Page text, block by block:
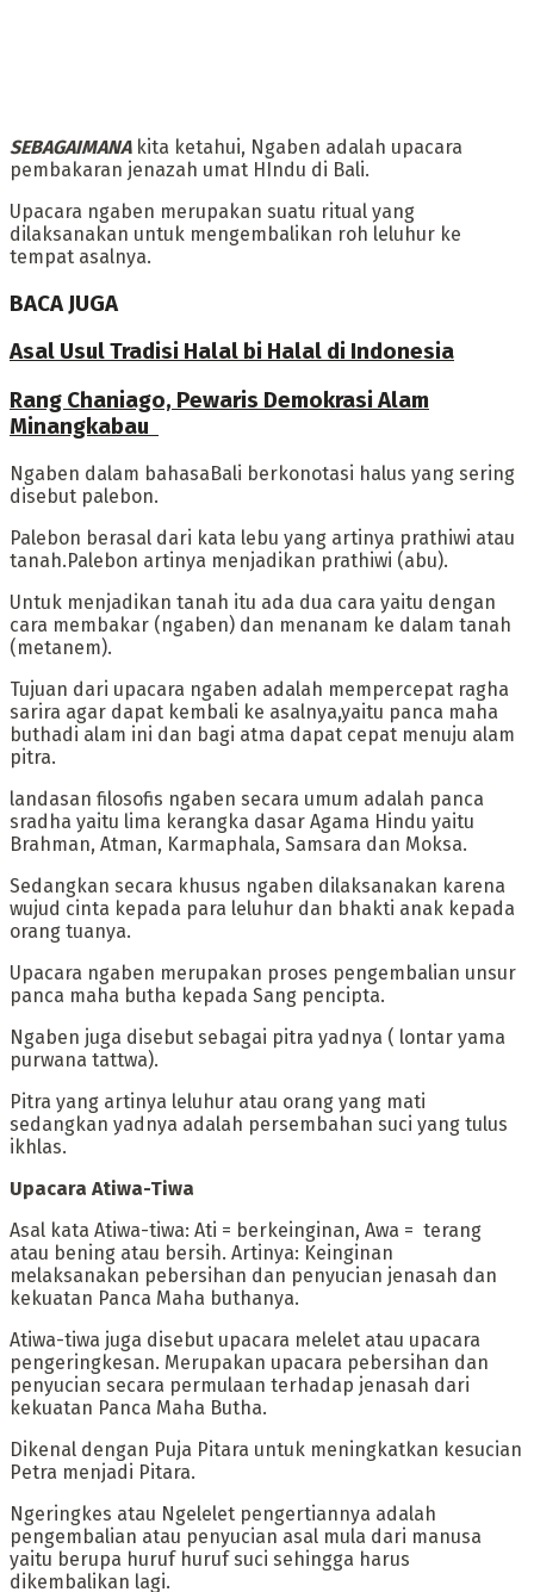
SEBAGAIMANAkita ketahui, ‎Ngaben adalah upacara
pembakaran jenazah umat HIndu di Bali.
Upacara ngaben merupakan suatu ritual yang
dilaksanakan untuk mengembalikan roh leluhur ke
tempat asalnya.
BACA JUGA
Asal Usul Tradisi Halal bi Halal di Indonesia
Rang Chaniago, Pewaris Demokrasi Alam
Minangkabau ‎
Ngaben dalam bahasaBali berkonotasi halus yang sering
disebut palebon.
Palebon berasal dari kata lebu yang artinya prathiwi atau
tanah.Palebon artinya menjadikan prathiwi (abu).
Untuk menjadikan tanah itu ada dua cara yaitu dengan
cara membakar (ngaben) dan menanam ke dalam tanah
(metanem).
‎Tujuan dari upacara ngaben adalah mempercepat ragha
sarira agar dapat kembali ke asalnya,yaitu panca maha
buthadi alam ini dan bagi atma dapat cepat menuju alam
pitra.
landasan filosofis ngaben secara umum adalah panca
sradha yaitu lima kerangka dasar Agama Hindu yaitu
Brahman, Atman, Karmaphala, Samsara dan Moksa.
Sedangkan secara khusus ngaben dilaksanakan karena
wujud cinta kepada para leluhur dan bhakti anak kepada
orang tuanya.
Upacara ngaben merupakan proses pengembalian unsur
panca maha butha kepada Sang pencipta.
Ngaben juga disebut sebagai pitra yadnya ( lontar yama
purwana tattwa).
Pitra yang artinya leluhur atau orang yang mati
sedangkan yadnya adalah persembahan suci yang tulus
ikhlas.
‎Upacara Atiwa-Tiwa
‎Asal kata Atiwa-tiwa: Ati = berkeinginan, Awa = terang
atau bening atau bersih. Artinya: Keinginan
melaksanakan pebersihan dan penyucian jenasah dan
kekuatan Panca Maha buthanya.
Atiwa-tiwa juga disebut upacara melelet atau upacara
pengeringkesan. Merupakan upacara pebersihan dan
penyucian secara permulaan terhadap jenasah dari
kekuatan Panca Maha Butha.
Dikenal dengan Puja Pitara untuk meningkatkan kesucian
Petra menjadi Pitara.
‎Ngeringkes atau Ngelelet pengertiannya adalah
pengembalian atau penyucian asal mula dari manusa
yaitu berupa huruf huruf suci sehingga harus
dikembalikan lagi.